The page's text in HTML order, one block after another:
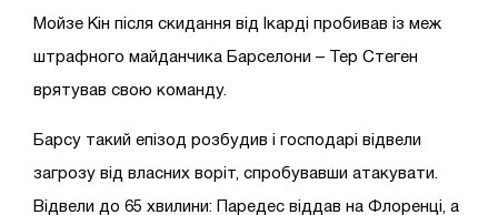
Мойзе Кін після скидання від Ікарді пробивав із меж
штрафного майданчика Барселони – Тер Стеген
врятував свою команду.
Барсу такий епізод розбудив і господарі відвели
загрозу від власних воріт, спробувавши атакувати.
Відвели до 65 хвилини: Паредес віддав на Флоренці, а